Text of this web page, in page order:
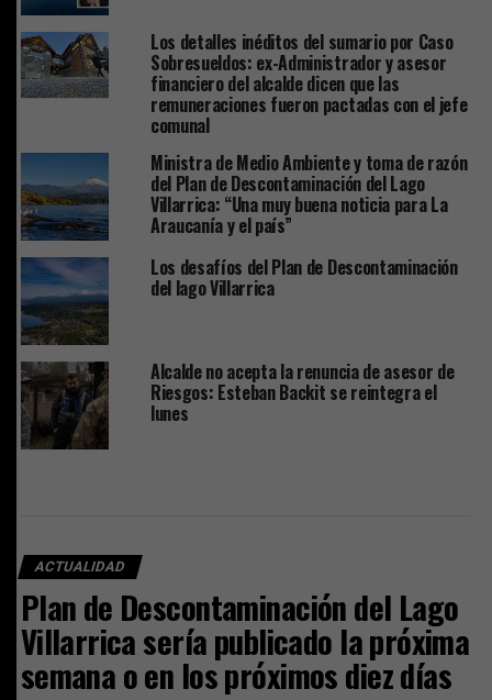
Los detalles inéditos del sumario por Caso
Sobresueldos: ex-Administrador y asesor
financiero del alcalde dicen que las
remuneraciones fueron pactadas con el jefe
comunal
Ministra de Medio Ambiente y toma de razón
del Plan de Descontaminación del Lago
Villarrica: “Una muy buena noticia para La
Araucanía y el país”
Los desafíos del Plan de Descontaminación
del lago Villarrica
Alcalde no acepta la renuncia de asesor de
Riesgos: Esteban Backit se reintegra el
lunes
ACTUALIDAD
Plan de Descontaminación del Lago
Villarrica sería publicado la próxima
semana o en los próximos diez días